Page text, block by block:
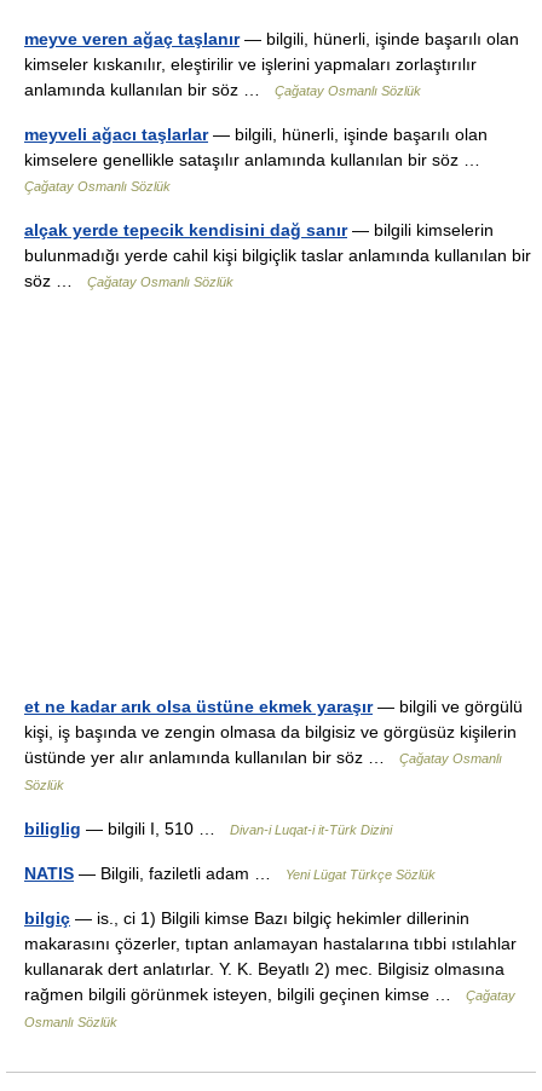
meyve veren ağaç taşlanır— bilgili, hünerli, işinde başarılı olan
kimseler kıskanılır, eleştirilir ve işlerini yapmaları zorlaştırılır
anlamında kullanılan bir söz …
Çağatay Osmanlı Sözlük
meyveli ağacı taşlarlar— bilgili, hünerli, işinde başarılı olan
kimselere genellikle sataşılır anlamında kullanılan bir söz …
Çağatay Osmanlı Sözlük
alçak yerde tepecik kendisini dağ sanır— bilgili kimselerin
bulunmadığı yerde cahil kişi bilgiçlik taslar anlamında kullanılan bir
söz …
Çağatay Osmanlı Sözlük
et ne kadar arık olsa üstüne ekmek yaraşır— bilgili ve görgülü
kişi, iş başında ve zengin olmasa da bilgisiz ve görgüsüz kişilerin
üstünde yer alır anlamında kullanılan bir söz …
Çağatay Osmanlı
Sözlük
biliglig — bilgili I, 510 … Divan-i Luqat-i it-Türk Dizini
NATIS — Bilgili, faziletli adam … Yeni Lügat Türkçe Sözlük
bilgiç — is., ci 1) Bilgili kimse Bazı bilgiç hekimler dillerinin
makarasını çözerler, tıptan anlamayan hastalarına tıbbi ıstılahlar
kullanarak dert anlatırlar. Y. K. Beyatlı 2) mec. Bilgisiz olmasına
rağmen bilgili görünmek isteyen, bilgili geçinen kimse …
Çağatay
Osmanlı Sözlük